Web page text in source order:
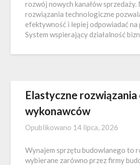
rozwój nowych kanałów sprzedaży.
rozwiązania technologiczne
efektywność i lepiej odpowiadać
System wspierający działalność
Elastyczne rozwiązania
wykonawców
Opublikowano 14 lipca, 2026
Wynajem sprzętu budowlanego to
wybierane zarówno przez firmy